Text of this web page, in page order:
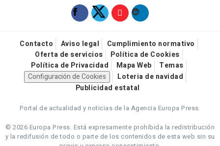
Contacto Aviso legal
Cumplimiento normativo
Oferta de servicios
Política de Cookies
Política de Privacidad
Mapa Web
Temas
Configuración de Cookies
Loteria de navidad
Publicidad estatal
Portal de actualidad y noticias de la Agencia Europa Press.
© 2026 Europa Press. Está expresamente prohibida la redistribución
y la redifusión de todo o parte de los contenidos de esta web sin su